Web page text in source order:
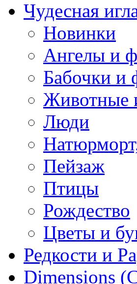
Чудесная
Новинки
Ангелы и
Бабочки и
Животные
Люди
Пейзаж
Птицы
Рождество
Цветы и
Редкости и
Dimensions